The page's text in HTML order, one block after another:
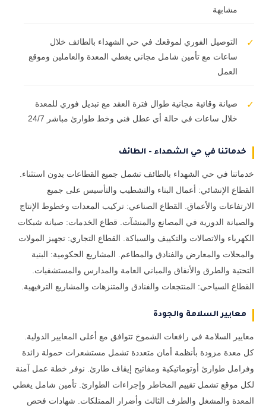
مشابهة
✓
التوصيل الفوري لموقعك في حي الشهداء بالطائف خلال
ساعات مع تأمين شامل مجاني يغطي المعدة والعاملين وموقع
العمل
✓
صيانة وقائية مجانية طوال فترة العقد مع تبديل فوري للمعدة
خلال ساعات في حالة أي عطل فني وخط طوارئ مباشر 24/7
خدماتنا في حي الشهداء - الطائف
خدماتنا في حي الشهداء بالطائف تشمل جميع القطاعات بدون استثناء.
القطاع الإنشائي: أعمال البناء والتشطيب والتأسيس على جميع
الارتفاعات والأعماق. القطاع الصناعي: تركيب المعدات وخطوط الإنتاج
والصيانة الدورية في المصانع والمنشآت. قطاع الخدمات: صيانة شبكات
الكهرباء والاتصالات والتكييف والسباكة. القطاع التجاري: تجهيز المولات
والمحلات والمعارض والفنادق والمطاعم. المشاريع الحكومية: البنية
التحتية والطرق والأنفاق والمباني العامة والمدارس والمستشفيات.
القطاع السياحي: المنتجعات والفنادق والمتنزهات والمشاريع الترفيهية.
معايير السلامة والجودة
معايير السلامة في رافعات الشموخ تتوافق مع أعلى المعايير الدولية.
كل معدة مزودة بأنظمة أمان متعددة تشمل مستشعرات حمولة زائدة
وفرامل طوارئ أوتوماتيكية ومفاتيح إيقاف طارئ. نوفر خطة عمل آمنة
لكل موقع تشمل تقييم المخاطر وإجراءات الطوارئ. تأمين شامل يغطي
المعدة والمشغل والطرف الثالث وأضرار الممتلكات. شهادات فحص